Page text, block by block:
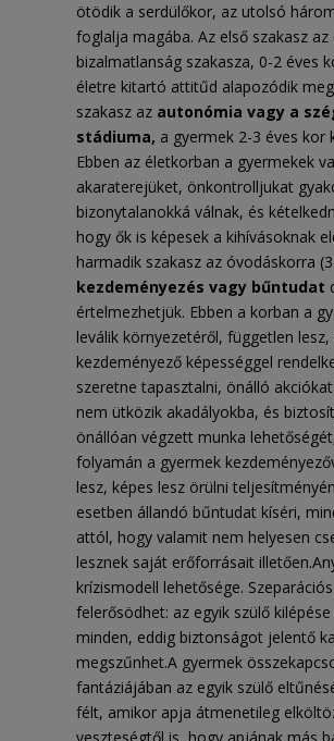
ötödik a serdülőkor, az utolsó
foglalja magába. Az első szakasz
bizalmatlanság szakasza, 0-2 éves
életre kitartó attitűd alapozódik
szakasz az autonómia vagy a
stádiuma, a gyermek 2-3 éves kor
Ebben az életkorban a gyermekek
akaraterejüket, önkontrolljukat
bizonytalanokká válnak, és
hogy ők is képesek a kihívásoknak
harmadik szakasz az óvodáskorra
kezdeményezés vagy bűntudat
értelmezhetjük. Ebben a korban a
leválik környezetéről, független
kezdeményező képességgel
szeretne tapasztalni, önálló
nem ütközik akadályokba, és
önállóan végzett munka
folyamán a gyermek
lesz, képes lesz örülni
esetben állandó bűntudat kíséri,
attól, hogy valamit nem helyesen
lesznek saját erőforrásait
krízismodell lehetősége.
felerősödhet: az egyik szülő
minden, eddig biztonságot jelentő
megszűnhet.A gyermek
fantáziájában az egyik szülő
félt, amikor apja átmenetileg